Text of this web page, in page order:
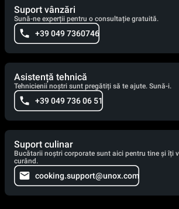
Suport vânzări
Sună-ne experții pentru o consultație gratuită.
+39 049 7360746
Asistență tehnică
Tehnicienii noștri sunt pregătiți să te ajute. Sună-i.
+39 049 736 06 51
Suport culinar
Bucătarii noștri corporate sunt aici pentru tine și îți
curând.
cooking.support@unox.com